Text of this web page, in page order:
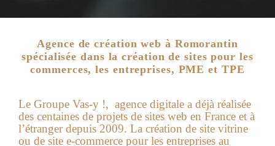
Agence de création web à Romorantin
spécialisée dans la création de sites pour les
commerces, les entreprises, PME et TPE
Le Groupe Vas-y !, agence digitale a déjà réalisée
des centaines de projets de sites web en France et à
l’étranger depuis 2009. La création de site vitrine
ou de site e-commerce pour les entreprises au